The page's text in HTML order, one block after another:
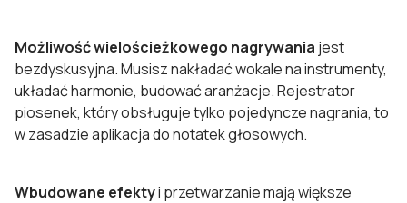
Możliwość wielościeżkowego nagrywania jest
bezdyskusyjna. Musisz nakładać wokale na instrumenty,
układać harmonie, budować aranżacje. Rejestrator
piosenek, który obsługuje tylko pojedyncze nagrania, to
w zasadzie aplikacja do notatek głosowych.
Wbudowane efektyi przetwarzanie mają większe